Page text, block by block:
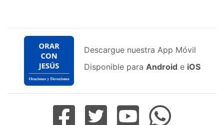
Descargue nuestra App Móvil
Disponible para Android e iOS